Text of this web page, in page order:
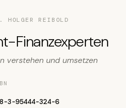
HOLGER REIBOLD
Finanzexperten
verstehen und umsetzen
3-95444-324-6